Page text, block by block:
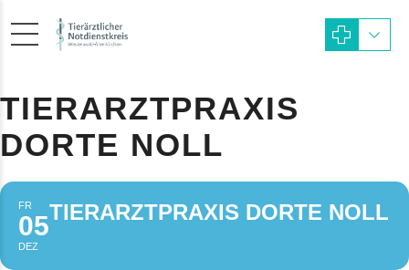
TIERARZTPRAXIS
DORTE NOLL
FR
05
DEZ
TIERARZTPRAXIS DORTE NOLL